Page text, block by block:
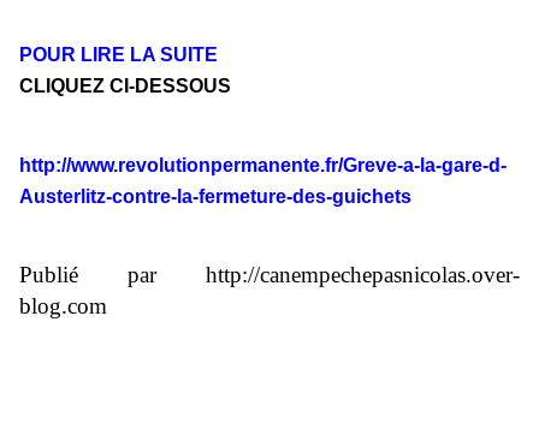
POUR LIRE LA SUITE
CLIQUEZ CI-DESSOUS
http://www.revolutionpermanente.fr/Greve-a-la-gare-d-
Austerlitz-contre-la-fermeture-des-guichets
Publié par http://canempechepasnicolas.over-
blog.com